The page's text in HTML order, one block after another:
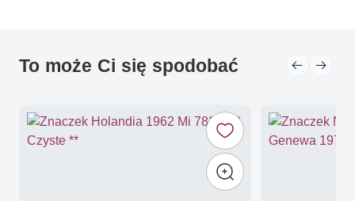
To może Ci się spodobać